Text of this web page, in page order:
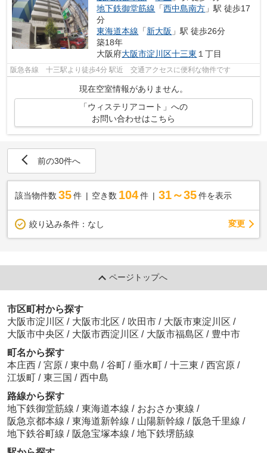
地下鉄御堂筋線 「西中島南方 」駅 徒歩17
分
東海道本線 「新大阪 」駅 徒歩26分
築18年
大阪府大阪市淀川区十三東 １丁目
阪急各線 十三駅より徒歩4分 駅近 交通アクセスに便利な物件です
現在空室情報がありません。
「ウィステリアコート」への
お問い合わせはこちら
前の30件へ
該当物件数 35件 空き数 104 件 31～35 件を表示
絞り込み条件： なし 変更
ページトップへ
市区町村から探す
大阪市淀川区 / 大阪市北区 / 吹田市 / 大阪市東淀川区 /
大阪市中央区 / 大阪市西淀川区 / 大阪市福島区 / 豊中市
町名から探す
本庄西 / 宮原 / 東中島 / 谷町 / 垂水町 / 十三東 / 西宮原 /
江坂町 / 東三国 / 西中島
路線から探す
地下鉄御堂筋線 / 東海道本線 / おおさか東線 /
阪急京都本線 / 東海道新幹線 / 山陽新幹線 / 阪急千里線 /
地下鉄谷町線 / 阪急宝塚本線 / 地下鉄堺筋線